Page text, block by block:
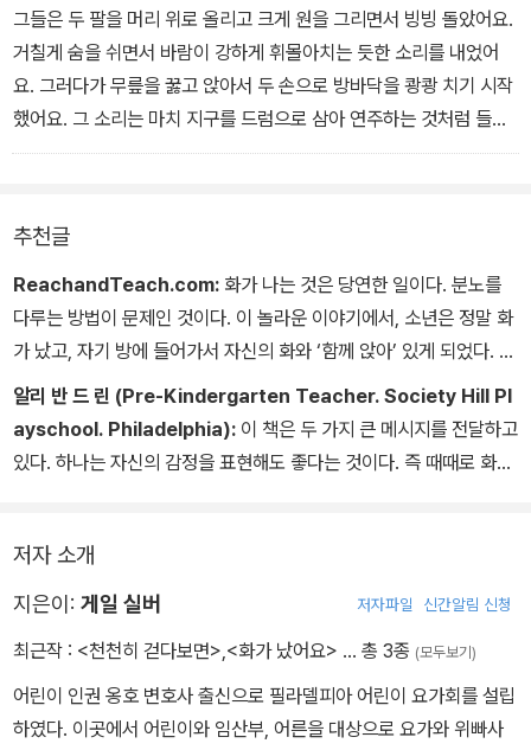
얀은 가보고 싶었지만, 방 안에 가만히 있으라고 한 할아버지의 말씀
이 떠올랐어요.
“잠깐 기다려!” 얀이 말했어요. “어쩌면 우리가 여기서도 무언가를 할
수 있을지도 몰라.”
얀의 화는 돌아서서 털이 북슬북슬한 손을 내뻗었어요. “나도 방금 우
그들은 두 팔을 머리 위로 올리고 크게 원을 그리면서 빙빙 돌았어요.
거칠게 숨을 쉬면서 바람이 강하게 휘몰아치는 듯한 소리를 내었어
요. 그러다가 무릎을 꿇고 앉아서 두 손으로 방바닥을 쾅쾅 치기 시작
했어요. 그 소리는 마치 지구를 드럼으로 삼아 연주하는 것처럼 들렸
는데, 얀은 그것이 좋았어요.
추천글
ReachandTeach.com: 화가 나는 것은 당연한 일이다. 분노를
다루는 방법이 문제인 것이다. 이 놀라운 이야기에서, 소년은 정말 화
가 났고, 자기 방에 들어가서 자신의 화와 ‘함께 앉아’ 있게 되었다. 주
인공은 자신의 화와 함께 앉아 있기만 한 것은 아니다. 소년은 자신의
화와 수다도 떨고 춤도 추면서 함께 놀았다. 이 이야기는 그야말로 놀
랍고 건전하며 아름다운 보석과 같다.
알리 반 드 린 (Pre-Kindergarten Teacher. Society Hill Pl
ayschool. Philadelphia): 이 책은 두 가지 큰 메시지를 전달하고
있다. 하나는 자신의 감정을 표현해도 좋다는 것이다. 즉 때때로 화를
저자 소개
지은이: 게일 실버 저자파일 신간알림 신청
최근작 : <천천히 걷다보면>,<화가 났어요> … 총 3종 (모두보기)
어린이 인권 옹호 변호사 출신으로 필라델피아 어린이 요가회를 설립
하였다. 이곳에서 어린이와 임산부, 어른을 대상으로 요가와 위빠사